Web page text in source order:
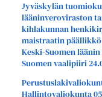
Jyväskylän
lääninveroviraston
kihlakunnan
maistraatin päällikkö
Keski-Suomen läänin
Suomen vaalipiiri
Hallintovaliokunta